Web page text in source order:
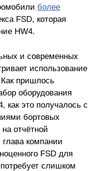
более
FSD, которая
HW4.
и современных
использование
пришлось
оборудования
как это получалось с
бортовых
отчётной
компании
FSD для
слишком